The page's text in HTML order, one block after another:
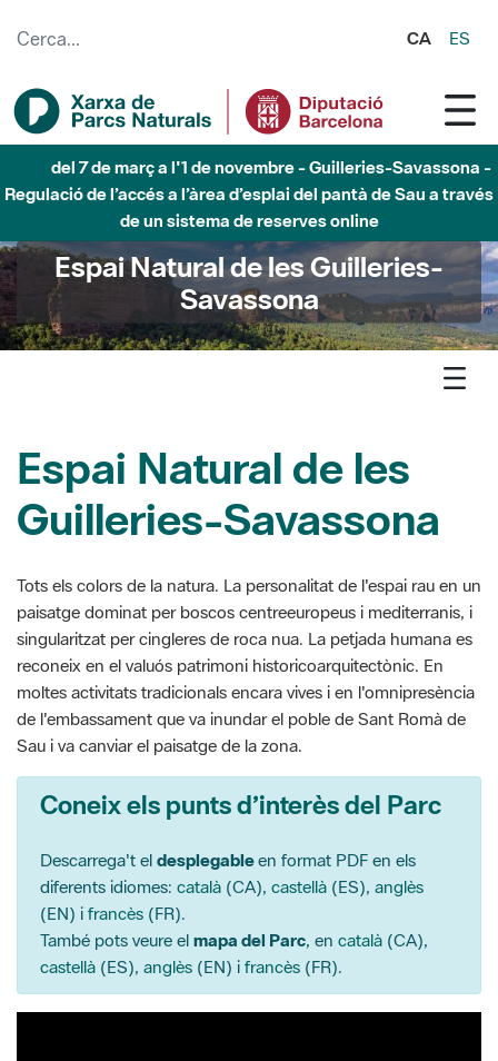
CA ES
del 7 de març a l'1 de novembre - Guilleries-Savassona -
Regulació de l’accés a l’àrea d’esplai del pantà de Sau a través
de un sistema de reserves online
Espai Natural de les Guilleries-
Savassona
Espai Natural de les
Guilleries-Savassona
Tots els colors de la natura. La personalitat de l'espai rau en un
paisatge dominat per boscos centreeuropeus i mediterranis, i
singularitzat per cingleres de roca nua. La petjada humana es
reconeix en el valuós patrimoni historicoarquitectònic. En
moltes activitats tradicionals encara vives i en l'omnipresència
de l'embassament que va inundar el poble de Sant Romà de
Sau i va canviar el paisatge de la zona.
Coneix els punts d’interès del Parc
Descarrega't el desplegableen format PDF en els
diferents idiomes: català (CA), castellà (ES), anglès
(EN) i francès (FR).
També pots veure el mapa del Parc, en català (CA),
castellà (ES), anglès (EN) i francès (FR).